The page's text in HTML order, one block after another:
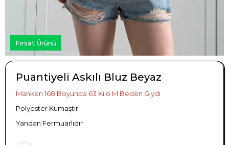
Fırsat Ürünü
Puantiyeli Askılı Bluz Beyaz
Manken 168 Boyunda 63 Kilo M Beden Giydi
Polyester Kumaştır
Yandan Fermuarlıdır